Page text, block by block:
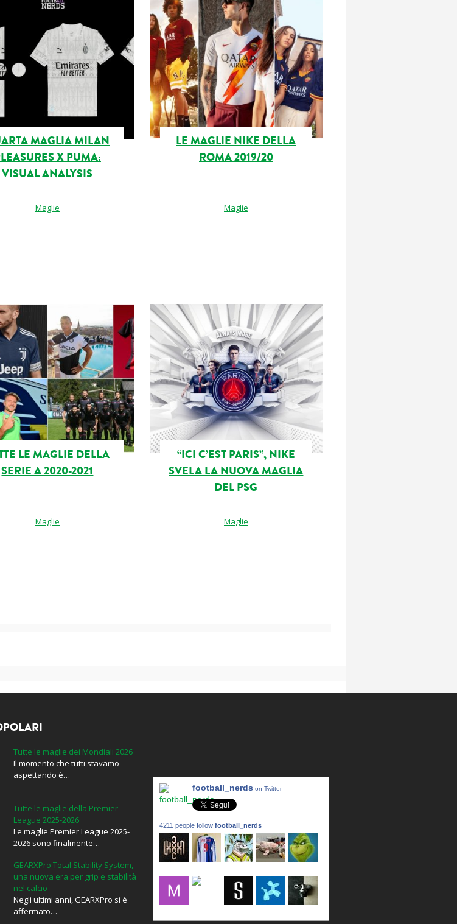
MAGLIA MILAN
X PUMA:
VISUAL ANALYSIS
Maglie
LE MAGLIE NIKE DELLA
ROMA 2019/20
Maglie
LE MAGLIE DELLA
SERIE A 2020-2021
Maglie
“ICI C’EST PARIS”, NIKE
SVELA LA NUOVA MAGLIA
DEL PSG
Maglie
Tutte le maglie dei Mondiali 2026
Il momento che tutti stavamo
aspettando è…
Tutte le maglie della Premier
League 2025-2026
Le maglie Premier League 2025-
2026 sono finalmente…
GEARXPro Total Stability System,
una nuova era per grip e stabilità
nel calcio
Negli ultimi anni, GEARXPro si è
affermato…
football_nerds on Twitter
4211 people follow football_nerds